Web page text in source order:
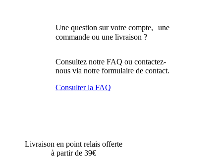
Une question sur votre compte, une
commande ou une livraison ?
Consultez notre FAQ ou contactez-
nous via notre formulaire de contact.
Consulter la FAQ
Livraison en point relais offerte
à partir de 39€